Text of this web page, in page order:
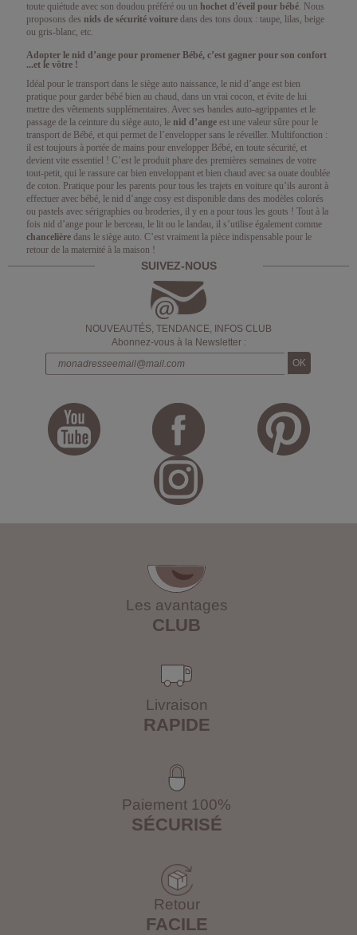
toute quiétude avec son doudou préféré ou un hochet d'éveil pour bébé. Nous
proposons des nids de sécurité voiture dans des tons doux : taupe, lilas, beige
ou gris-blanc, etc.
Adopter le nid d’ange pour promener Bébé, c’est gagner pour son confort
...et le vôtre !
Idéal pour le transport dans le siège auto naissance, le nid d’ange est bien
pratique pour garder bébé bien au chaud, dans un vrai cocon, et évite de lui
mettre des vêtements supplémentaires. Avec ses bandes auto-agrippantes et le
passage de la ceinture du siège auto, le nid d’ange est une valeur sûre pour le
transport de Bébé, et qui permet de l’envelopper sans le réveiller. Multifonction :
il est toujours à portée de mains pour envelopper Bébé, en toute sécurité, et
devient vite essentiel ! C’est le produit phare des premières semaines de votre
tout-petit, qui le rassure car bien enveloppant et bien chaud avec sa ouate doublée
de coton. Pratique pour les parents pour tous les trajets en voiture qu’ils auront à
effectuer avec bébé, le nid d’ange cosy est disponible dans des modèles colorés
ou pastels avec sérigraphies ou broderies, il y en a pour tous les gouts ! Tout à la
fois nid d’ange pour le berceau, le lit ou le landau, il s’utilise également comme
chancelière dans le siège auto. C’est vraiment la pièce indispensable pour le
retour de la maternité à la maison !
SUIVEZ-NOUS
NOUVEAUTÉS, TENDANCE, INFOS CLUB
Abonnez-vous à la Newsletter :
Les avantages
CLUB
Livraison
RAPIDE
Paiement 100%
SÉCURISÉ
Retour
FACILE